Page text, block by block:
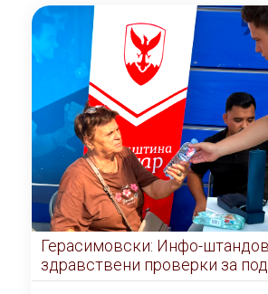
Герасимовски: Инфо-
здравствени проверки за
граѓаните во услови на